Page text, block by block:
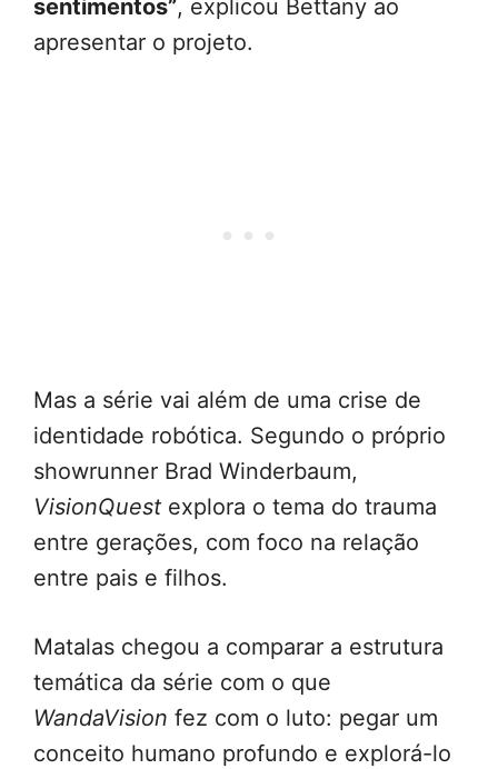
sentimentos”, explicou Bettany ao
apresentar o projeto.
Mas a série vai além de uma crise de
identidade robótica. Segundo o próprio
showrunner Brad Winderbaum,
VisionQuest explora o tema do trauma
entre gerações, com foco na relação
entre pais e filhos.
Matalas chegou a comparar a estrutura
temática da série com o que
WandaVision fez com o luto: pegar um
conceito humano profundo e explorá-lo